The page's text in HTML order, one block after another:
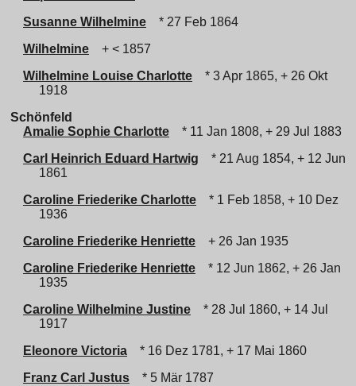
Susanne Wilhelmine
* 27 Feb 1864
Wilhelmine
+ < 1857
Wilhelmine Louise Charlotte
* 3 Apr 1865, + 26 Okt
1918
Schönfeld
Amalie Sophie Charlotte
* 11 Jan 1808, + 29 Jul 1883
Carl Heinrich Eduard Hartwig
* 21 Aug 1854, + 12 Jun
1861
Caroline Friederike Charlotte
* 1 Feb 1858, + 10 Dez
1936
Caroline Friederike Henriette
+ 26 Jan 1935
Caroline Friederike Henriette
* 12 Jun 1862, + 26 Jan
1935
Caroline Wilhelmine Justine
* 28 Jul 1860, + 14 Jul
1917
Eleonore Victoria
* 16 Dez 1781, + 17 Mai 1860
Franz Carl Justus
* 5 Mär 1787